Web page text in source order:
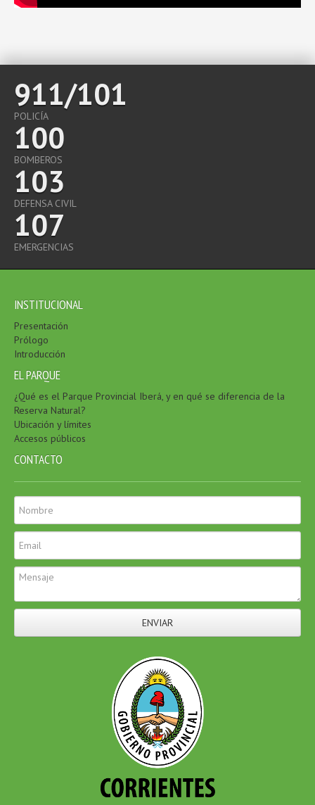
911/101
POLICÍA
100
BOMBEROS
103
DEFENSA CIVIL
107
EMERGENCIAS
INSTITUCIONAL
Presentación
Prólogo
Introducción
EL PARQUE
¿Qué es el Parque Provincial Iberá, y en qué se diferencia de la
Reserva Natural?
Ubicación y límites
Accesos públicos
CONTACTO
ENVIAR